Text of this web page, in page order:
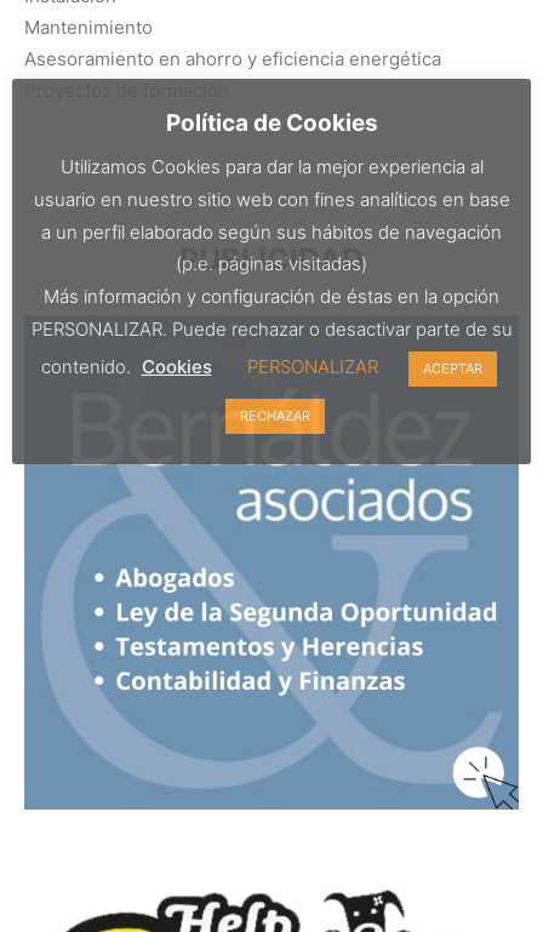
Mantenimiento
Asesoramiento en ahorro y eficiencia energética
PUBLICIDAD
Política de Cookies
Utilizamos Cookies para dar la mejor experiencia al
usuario en nuestro sitio web con fines analíticos en base
a un perfil elaborado según sus hábitos de navegación
(p.e. páginas visitadas)
Más información y configuración de éstas en la opción
PERSONALIZAR. Puede rechazar o desactivar parte de su
contenido. Cookies PERSONALIZAR ACEPTAR
RECHAZAR